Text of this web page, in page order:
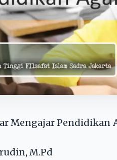
Pendidikan
M.Pd